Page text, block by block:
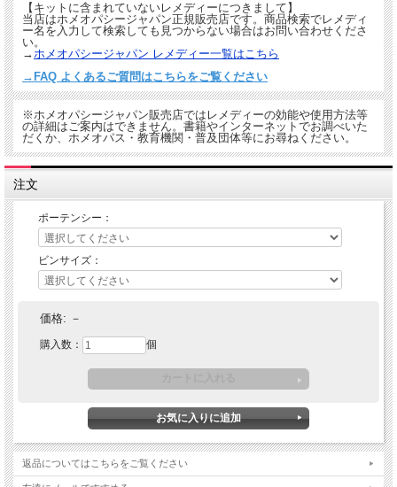
【キットに含まれていないレメディーにつきまして】
当店はホメオパシージャパン正規販売店です。商品検索でレメディ
ー名を入力して検索しても見つからない場合はお問い合わせくださ
い。
→ホメオパシージャパン レメディー一覧はこちら
→FAQ よくあるご質問はこちらをご覧ください
※ホメオパシージャパン販売店ではレメディーの効能や使用方法等
の詳細はご案内はできません。書籍やインターネットでお調べいた
だくか、ホメオパス・教育機関・普及団体等にお尋ねください。
注文
ポーテンシー：
ビンサイズ：
価格: －
購入数： 個
返品についてはこちらをご覧ください